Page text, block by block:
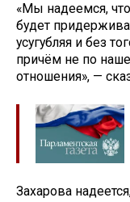
«Мы надеемся,
будет
усугубляя и без
причём не по
отношения», —
Захарова